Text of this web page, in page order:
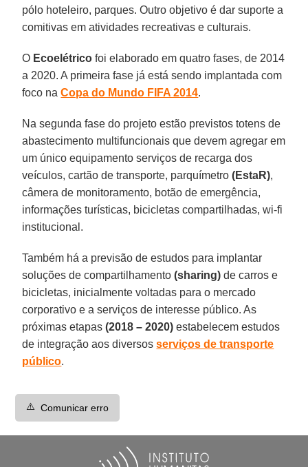
pólo hoteleiro, parques. Outro objetivo é dar suporte a
comitivas em atividades recreativas e culturais.
O Ecoelétrico foi elaborado em quatro fases, de 2014
a 2020. A primeira fase já está sendo implantada com
foco naCopa do Mundo FIFA 2014.
Na segunda fase do projeto estão previstos totens de
abastecimento multifuncionais que devem agregar em
um único equipamento serviços de recarga dos
veículos, cartão de transporte, parquímetro(EstaR),
câmera de monitoramento, botão de emergência,
informações turísticas, bicicletas compartilhadas, wi-fi
institucional.
Também há a previsão de estudos para implantar
soluções de compartilhamento(sharing) de carros e
bicicletas, inicialmente voltadas para o mercado
corporativo e a serviços de interesse público. As
próximas etapas(2018 – 2020) estabelecem estudos
de integração aos diversosserviços de transporte
público.
⚠️ Comunicar erro